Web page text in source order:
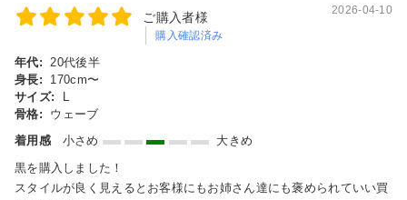
ご購入者様
購入確認済み
2026-04-10
年代: 20代後半
身長:
170cm〜
サイズ:
L
骨格:
ウェーブ
着用感
小さめ
大きめ
黒を購入しました！
スタイルが良く見えるとお客様にもお姉さん達にも褒められていい買